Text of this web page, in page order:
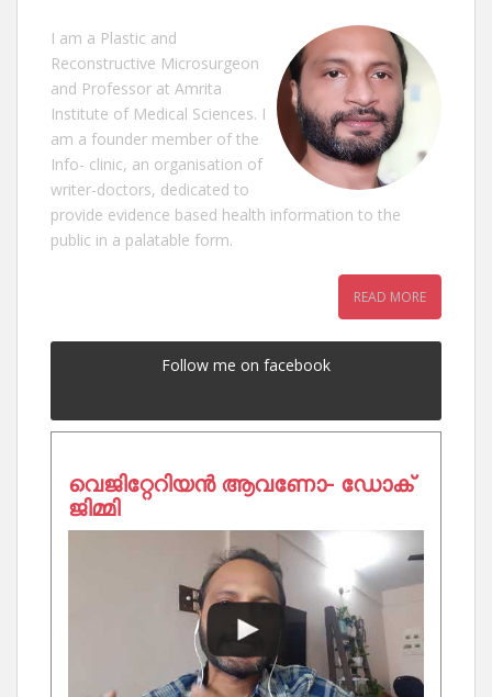
I am a Plastic and
Reconstructive Microsurgeon
and Professor at Amrita
Institute of Medical Sciences. I
am a founder member of the
Info- clinic, an organisation of
writer-doctors, dedicated to
provide evidence based health information to the
public in a palatable form.
READ MORE
Follow me on facebook
വെജിറ്റേറിയൻ ആവണോ- ഡോക്
ജിമ്മി